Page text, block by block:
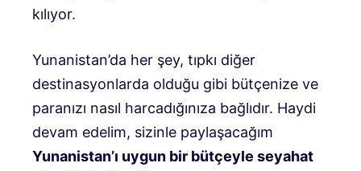
kılıyor.
Yunanistan’da her şey, tıpkı diğer
destinasyonlarda olduğu gibi bütçenize ve
paranızı nasıl harcadığınıza bağlıdır. Haydi
devam edelim, sizinle paylaşacağım
Yunanistan’ı uygun bir bütçeyle seyahat